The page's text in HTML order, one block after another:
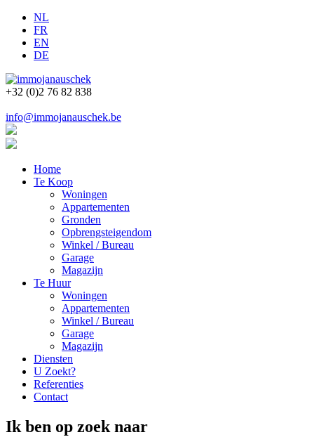
NL
FR
EN
DE
+32 (0)2 76 82 838
info@immojanauschek.be
Home
Te Koop
Woningen
Appartementen
Gronden
Opbrengsteigendom
Winkel / Bureau
Garage
Magazijn
Te Huur
Woningen
Appartementen
Winkel / Bureau
Garage
Magazijn
Diensten
U Zoekt?
Referenties
Contact
Ik ben op zoek naar